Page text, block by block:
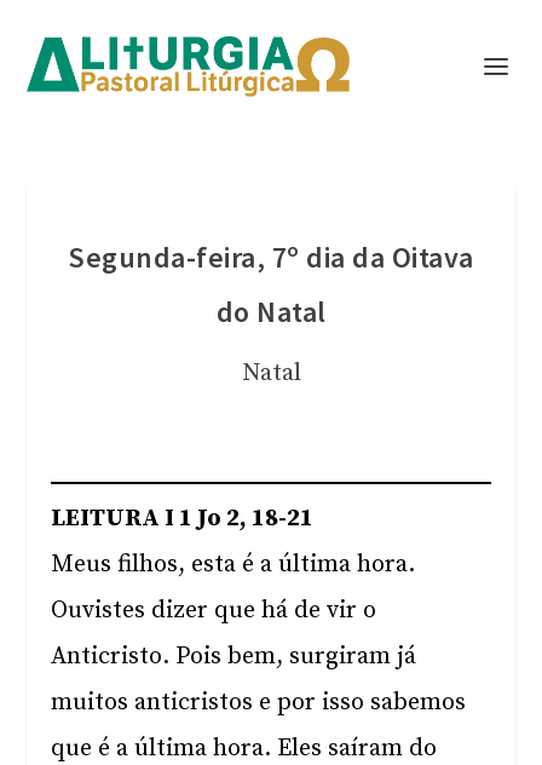
Segunda-feira, 7º dia da Oitava
do Natal
Natal
LEITURA I 1 Jo 2, 18-21
Meus filhos, esta é a última hora.
Ouvistes dizer que há de vir o
Anticristo. Pois bem, surgiram já
muitos anticristos e por isso sabemos
que é a última hora. Eles saíram do